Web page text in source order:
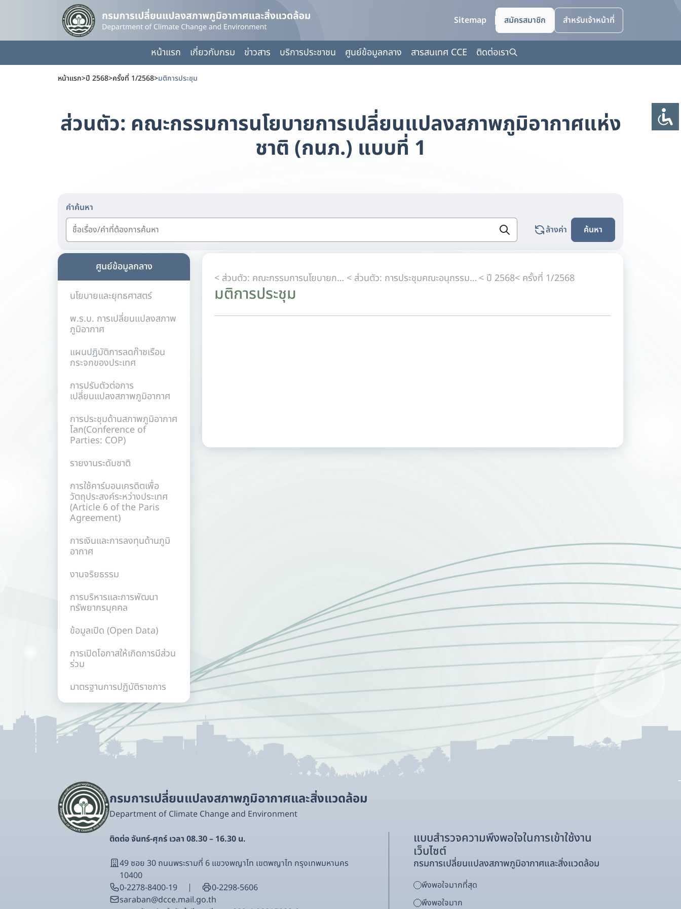
Sitemap สมัครสมาชิก สำหรับเจ้าหน้าที่
หน้าแรก เกี่ยวกับกรม ข่าวสาร บริการประชาชน ศูนย์ข้อมูลกลาง สารสนเทศ CCE ติดต่อเรา
หน้าแรก>ปี 2568>ครั้งที่ 1/2568>มติการประชุม
ส่วนตัว: คณะกรรมการนโยบายการเปลี่ยนแปลงสภาพภูมิอากาศแห่ง
ชาติ (กนภ.) แบบที่ 1
คำค้นหา
ล้างค่า
ค้นหา
ศูนย์ข้อมูลกลาง
นโยบายและยุทธศาสตร์
พ.ร.บ. การเปลี่ยนแปลงสภาพ
ภูมิอากาศ
แผนปฏิบัติการลดก๊าซเรือน
กระจกของประเทศ
การปรับตัวต่อการ
เปลี่ยนแปลงสภาพภูมิอากาศ
การประชุมด้านสภาพภูมิอากาศ
โลก(Conference of
Parties: COP)
รายงานระดับชาติ
การใช้คาร์บอนเครดิตเพื่อ
วัตถุประสงค์ระหว่างประเทศ
(Article 6 of the Paris
Agreement)
การเงินและการลงทุนด้านภูมิ
อากาศ
งานจริยธรรม
การบริหารและการพัฒนา
ทรัพยากรบุคคล
ข้อมูลเปิด (Open Data)
การเปิดโอกาสให้เกิดการมีส่วน
ร่วม
มาตรฐานการปฏิบัติราชการ
< ส่วนตัว: คณะกรรมการนโยบายการเปลี่ยนแปลงสภาพภูมิอากาศแห่งชาติ (กนภ.) แบบที่ 1 < ส่วนตัว: การประชุมคณะอนุกรรมการการเปลี่ยนแปลงสภาพภูมิอากาศด้านการบูรณาการนโยบายและแผน < ปี 2568< ครั้งที่ 1/2568
มติการประชุม
กรมการเปลี่ยนแปลงสภาพภูมิอากาศและสิ่งแวดล้อม
Department of Climate Change and Environment
ติดต่อ จันทร์-ศุกร์ เวลา 08.30 – 16.30 น.
49 ซอย 30 ถนนพระรามที่ 6 แขวงพญาไท เขตพญาไท กรุงเทพมหานคร
10400
0-2278-8400-19
0-2298-5606
saraban@dcce.mail.go.th
แบบสำรวจความพึงพอใจในการเข้าใช้งาน
เว็บไซต์
กรมการเปลี่ยนแปลงสภาพภูมิอากาศและสิ่งแวดล้อม
พึงพอใจมากที่สุด
พึงพอใจมาก